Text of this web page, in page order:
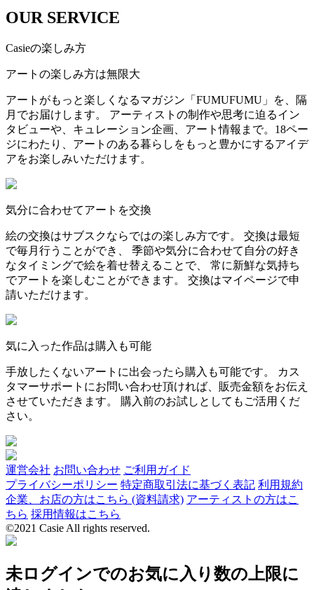
OUR SERVICE
Casieの楽しみ方
アートの楽しみ方は無限大
アートがもっと楽しくなるマガジン「FUMUFUMU」を、隔
月でお届けします。 アーティストの制作や思考に迫るイン
タビューや、キュレーション企画、アート情報まで。18ペー
ジにわたり、アートのある暮らしをもっと豊かにするアイデ
アをお楽しみいただけます。
気分に合わせてアートを交換
絵の交換はサブスクならではの楽しみ方です。 交換は最短
で毎月行うことができ、 季節や気分に合わせて自分の好き
なタイミングで絵を着せ替えることで、 常に新鮮な気持ち
でアートを楽しむことができます。 交換はマイページで申
請いただけます。
気に入った作品は購入も可能
手放したくないアートに出会ったら購入も可能です。 カス
タマーサポートにお問い合わせ頂ければ、販売金額をお伝え
させていただきます。 購入前のお試しとしてもご活用くだ
さい。
運営会社 お問い合わせ ご利用ガイド
プライバシーポリシー 特定商取引法に基づく表記 利用規約
企業、お店の方はこちら (資料請求) アーティストの方はこ
ちら 採用情報はこちら
©2021 Casie All rights reserved.
未ログインでのお気に入り数の上限に